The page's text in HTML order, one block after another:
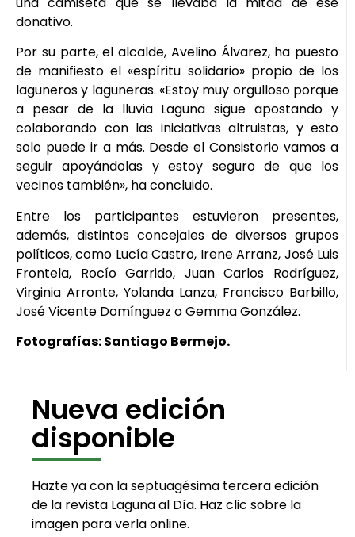
donativo.
Por su parte, el alcalde, Avelino Álvarez, ha puesto
de manifiesto el «espíritu solidario» propio de los
laguneros y laguneras. «Estoy muy orgulloso porque
a pesar de la lluvia Laguna sigue apostando y
colaborando con las iniciativas altruistas, y esto
solo puede ir a más. Desde el Consistorio vamos a
seguir apoyándolas y estoy seguro de que los
vecinos también», ha concluido.
Entre los participantes estuvieron presentes,
además, distintos concejales de diversos grupos
políticos, como Lucía Castro, Irene Arranz, José Luis
Frontela, Rocío Garrido, Juan Carlos Rodríguez,
Virginia Arronte, Yolanda Lanza, Francisco Barbillo,
José Vicente Domínguez o Gemma González.
Fotografías: Santiago Bermejo.
Nueva edición
disponible
Hazte ya con la septuagésima tercera edición
de la revista Laguna al Día. Haz clic sobre la
imagen para verla online.